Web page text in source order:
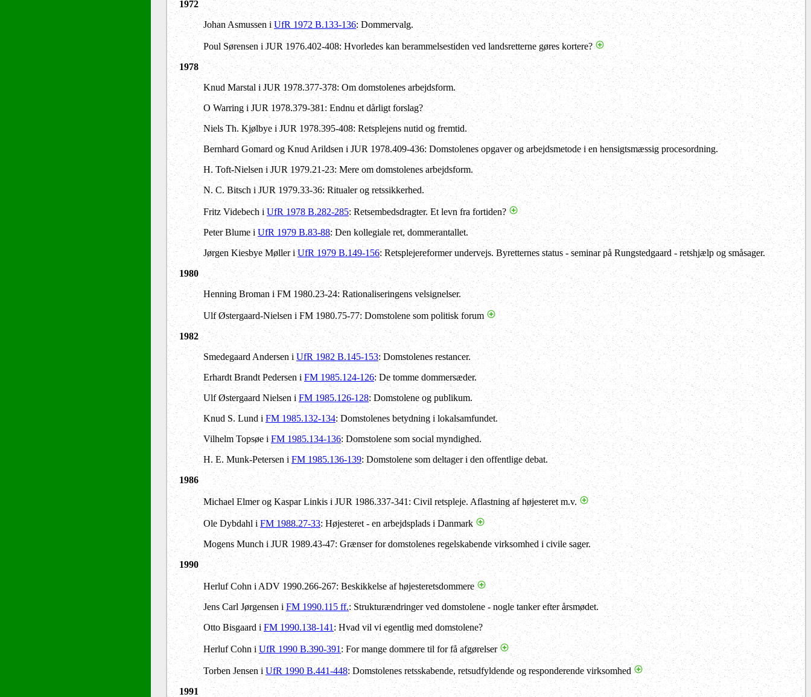
1972
Johan Asmussen iUfR 1972 B.133-136: Dommervalg.
Poul Sørensen i JUR 1976.402-408: Hvorledes kan berammelsestiden ved landsretterne gøres kortere?
1978
Knud Marstal i JUR 1978.377-378: Om domstolenes arbejdsform.
O Warring i JUR 1978.379-381: Endnu et dårligt forslag?
Niels Th. Kjølbye i JUR 1978.395-408: Retsplejens nutid og fremtid.
Bernhard Gomard og Knud Arildsen i JUR 1978.409-436: Domstolenes opgaver og arbejdsmetode i en hensigtsmæssig procesordning.
H. Toft-Nielsen i JUR 1979.21-23: Mere om domstolenes arbejdsform.
N. C. Bitsch i JUR 1979.33-36: Ritualer og retssikkerhed.
Fritz Videbech iUfR 1978 B.282-285: Retsembedsdragter. Et levn fra fortiden?
Peter Blume i UfR 1979 B.83-88: Den kollegiale ret, dommerantallet.
Jørgen Kiesbye Møller iUfR 1979 B.149-156: Retsplejereformer undervejs. Byretternes status - seminar på Rungstedgaard - retshjælp og småsager.
1980
Henning Broman i FM 1980.23-24: Rationaliseringens velsignelser.
Ulf Østergaard-Nielsen i FM 1980.75-77: Domstolene som politisk forum
1982
Smedegaard Andersen i UfR 1982 B.145-153: Domstolenes restancer.
Erhardt Brandt Pedersen iFM 1985.124-126: De tomme dommersæder.
Ulf Østergaard Nielsen iFM 1985.126-128: Domstolene og publikum.
Knud S. Lund i FM 1985.132-134: Domstolenes betydning i lokalsamfundet.
Vilhelm Topsøe iFM 1985.134-136: Domstolene som social myndighed.
H. E. Munk-Petersen iFM 1985.136-139: Domstolene som deltager i den offentlige debat.
1986
Michael Elmer og Kaspar Linkis i JUR 1986.337-341: Civil retspleje. Aflastning af højesteret m.v.
Ole Dybdahl i FM 1988.27-33: Højesteret - en arbejdsplads i Danmark
Mogens Munch i JUR 1989.43-47: Grænser for domstolenes regelskabende virksomhed i civile sager.
1990
Herluf Cohn i ADV 1990.266-267: Beskikkelse af højesteretsdommere
Jens Carl Jørgensen iFM 1990.115 ff.: Strukturændringer ved domstolene - nogle tanker efter årsmødet.
Otto Bisgaard iFM 1990.138-141: Hvad vil vi egentlig med domstolene?
Herluf Cohn iUfR 1990 B.390-391: For mange dommere til for få afgørelser
Torben Jensen i UfR 1990 B.441-448: Domstolenes retsskabende, retsudfyldende og responderende virksomhed
1991